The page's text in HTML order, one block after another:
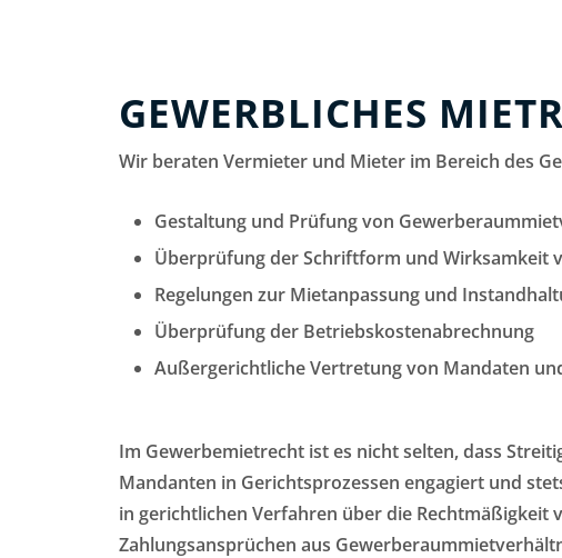
GEWERBLICHES
Wir beraten Vermieter und Mieter im Bereich des
Gestaltung und Prüfung von
Überprüfung der Schriftform und Wirksamkeit
Regelungen zur Mietanpassung und
Überprüfung der Betriebskostenabrechnung
Außergerichtliche Vertretung von Mandaten
Im Gewerbemietrecht ist es nicht selten, dass
Mandanten in Gerichtsprozessen engagiert und
in gerichtlichen Verfahren über die
Zahlungsansprüchen aus